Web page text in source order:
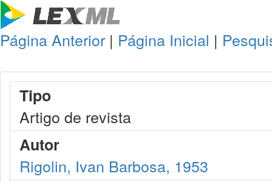
Página Anterior | Página Inicial |
Tipo
Artigo de revista
Autor
Rigolin, Ivan Barbosa, 1953